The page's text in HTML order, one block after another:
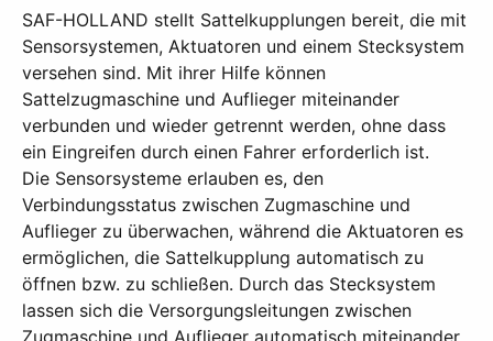
SAF-HOLLAND stellt Sattelkupplungen bereit, die mit
Sensorsystemen, Aktuatoren und einem Stecksystem
versehen sind. Mit ihrer Hilfe können
Sattelzugmaschine und Auflieger miteinander
verbunden und wieder getrennt werden, ohne dass
ein Eingreifen durch einen Fahrer erforderlich ist.
Die Sensorsysteme erlauben es, den
Verbindungsstatus zwischen Zugmaschine und
Auflieger zu überwachen, während die Aktuatoren es
ermöglichen, die Sattelkupplung automatisch zu
öffnen bzw. zu schließen. Durch das Stecksystem
lassen sich die Versorgungsleitungen zwischen
Zugmaschine und Auflieger automatisch miteinander